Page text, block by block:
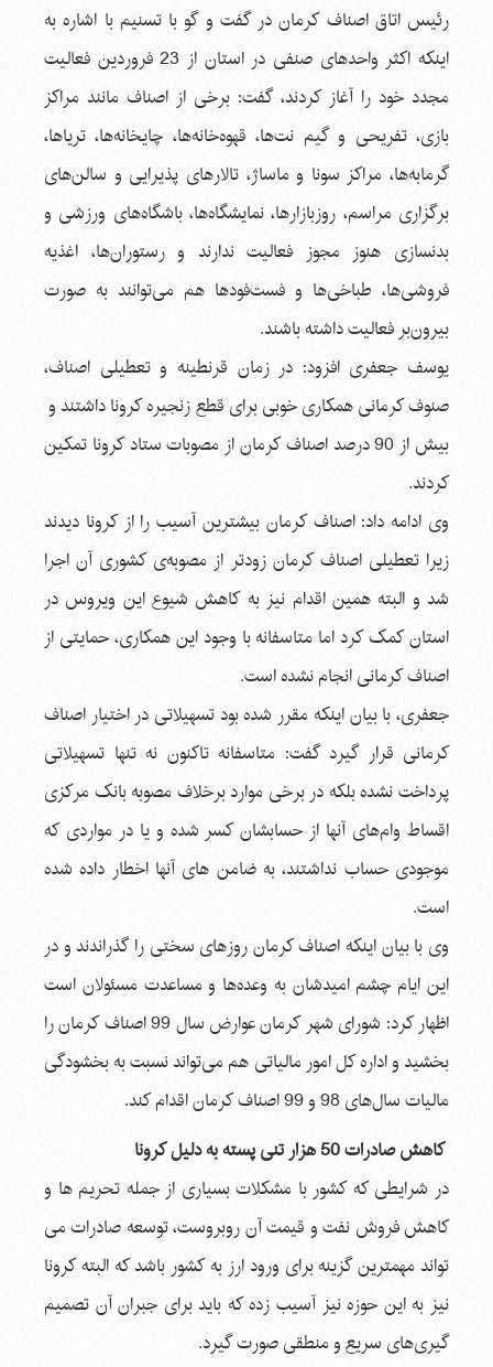
رئیس اتاق اصناف کرمان در گفت و گو با تسنیم با اشاره به
اینکه اکثر واحدهای صنفی در استان از 23 فروردین فعالیت
مجدد خود را آغاز کردند، گفت: برخی از اصناف مانند مراکز
بازی، تفریحی و گیم نت‌ها، قهوه‌خانه‌ها، چایخانه‌ها، تریاها،
گرمابه‌ها، مراکز سونا و ماساژ، تالارهای پذیرایی و سالن‌های
برگزاری مراسم، روزبازارها، نمایشگاه‌ها، باشگاه‌های ورزشی و
بدنسازی هنوز مجوز فعالیت ندارند و رستوران‌ها، اغذیه‌
فروشی‌ها، طباخی‌ها و فست‌فودها هم می‌توانند به صورت
بیرون‌بر فعالیت داشته باشند.
یوسف جعفری افزود: در زمان قرنطینه و تعطیلی اصناف،
صنوف کرمانی همکاری خوبی برای قطع زنجیره کرونا داشتند و
بیش از 90 درصد اصناف کرمان از مصوبات ستاد کرونا تمکین
کردند.
وی ادامه داد: اصناف کرمان بیشترین آسیب را از کرونا دیدند
زیرا تعطیلی اصناف کرمان زودتر از مصوبه‌ی کشوری آن اجرا
شد و البته همین اقدام نیز به کاهش شیوع این ویروس در
استان کمک کرد اما متاسفانه با وجود این همکاری، حمایتی از
اصناف کرمانی انجام نشده است.
جعفری، با بیان اینکه مقرر شده بود تسهیلاتی در اختیار اصناف
کرمانی قرار گیرد گفت: متاسفانه تاکنون نه تنها تسهیلاتی
پرداخت نشده بلکه در برخی موارد برخلاف مصوبه بانک مرکزی
اقساط وام‌های آنها از حسابشان کسر شده و یا در مواردی که
موجودی حساب نداشتند، به ضامن های آنها اخطار داده شده
است.
وی با بیان اینکه اصناف کرمان روزهای سختی را گذراندند و در
این ایام چشم امیدشان به وعده‌ها و مساعدت مسئولان است
اظهار کرد: شورای شهر کرمان عوارض سال 99 اصناف کرمان را
بخشید و اداره کل امور مالیاتی هم می‌تواند نسبت به بخشودگی
مالیات سال‌های 98 و 99 اصناف کرمان اقدام کند.
کاهش صادرات 50 هزار تنی پسته به دلیل کرونا
در شرایطی که کشور با مشکلات بسیاری از جمله تحریم ها و
کاهش فروش نفت و قیمت آن روبروست، توسعه صادرات می
تواند مهمترین گزینه برای ورود ارز به کشور باشد که البته کرونا
نیز به این حوزه نیز آسیب زده که باید برای جبران آن تصمیم
گیری‌های سریع و منطقی صورت گیرد.